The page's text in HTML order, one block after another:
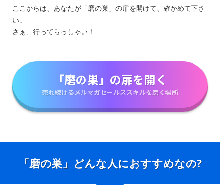
ここからは、あなたが「磨の巣」の扉を開けて、確かめて下さ
い。
さぁ、行ってらっしゃい！
「磨の巣」の扉を開く
売れ続けるメルマガセールススキルを磨く場所
「磨の巣」どんな人におすすめなの?